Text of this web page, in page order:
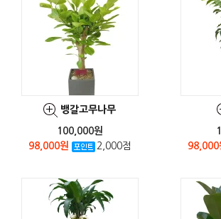
뱅갈고무나무
100,000원
98,000원
2,000점
98,000